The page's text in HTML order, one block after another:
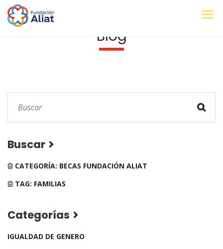
Blog
Buscar
CATEGORÍA: BECAS FUNDACIÓN ALIAT
TAG: FAMILIAS
Categorías
IGUALDAD DE GENERO